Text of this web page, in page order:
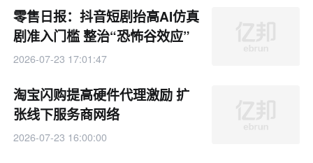
零售日报：抖音短剧抬高AI仿真
剧准入门槛 整治“恐怖谷效应”
2026-07-23 17:01:47
淘宝闪购提高硬件代理激励 扩
张线下服务商网络
2026-07-23 16:00:00